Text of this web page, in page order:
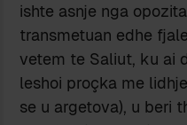
ishte asnje nga
transmetuan edhe
vetem te Saliut, ku ai
leshoi proçka me
se u argetova), u beri